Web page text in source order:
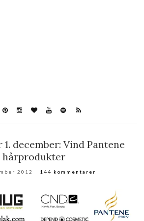
december: Vind Pantene
hårprodukter
2012 144 kommentarer